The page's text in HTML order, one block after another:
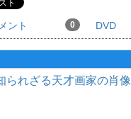
ント 0 DVD
れざる天才画家の肖像